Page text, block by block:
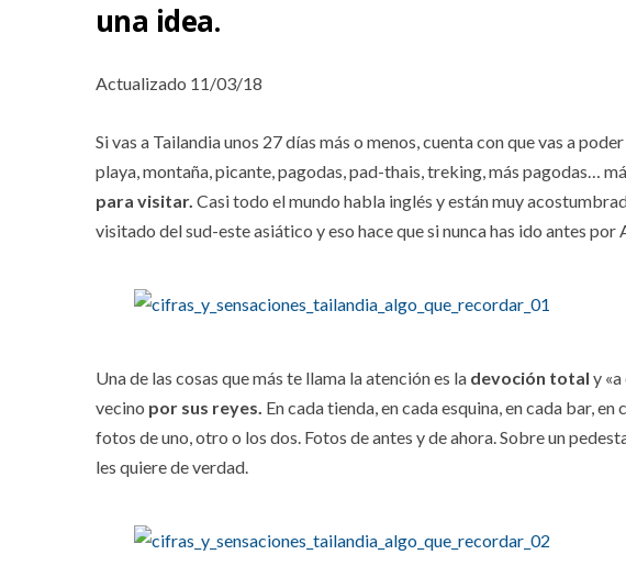
una idea.
Actualizado 11/03/18
Si vas a Tailandia unos 27 días más o menos, cuenta con que vas a
playa, montaña, picante, pagodas, pad-thais, treking, más pagodas…
para visitar. Casi todo el mundo habla inglés y están muy
visitado del sud-este asiático y eso hace que si nunca has ido antes por
Una de las cosas que más te llama la atención es la devoción total y
vecino por sus reyes. En cada tienda, en cada esquina, en cada bar,
fotos de uno, otro o los dos. Fotos de antes y de ahora. Sobre un
les quiere de verdad.